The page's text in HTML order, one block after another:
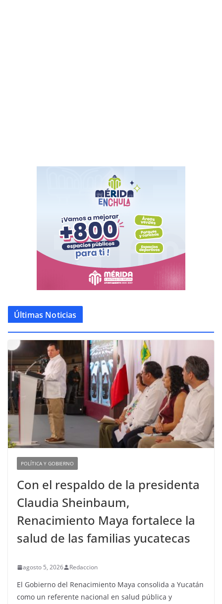
Últimas Noticias
POLÍTICA Y GOBIERNO
Con el respaldo de la presidenta
Claudia Sheinbaum,
Renacimiento Maya fortalece la
salud de las familias yucatecas
agosto 5, 2026 Redaccion
El Gobierno del Renacimiento Maya consolida a Yucatán
como un referente nacional en salud pública y